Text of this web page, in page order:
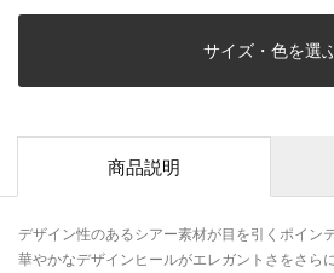
サイズ・色を選
商品説明
デザイン性のあるシアー素材が目を引くポイン
華やかなデザインヒールがエレガントさをさら